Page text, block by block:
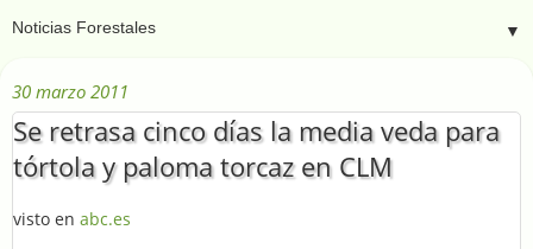
▼
30 marzo 2011
Se retrasa cinco días la media veda para
tórtola y paloma torcaz en CLM
visto en abc.es